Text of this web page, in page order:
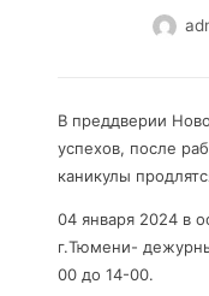
В преддверии
успехов, после
каникулы
04 января 2024 в
г.Тюмени-
00 до 14-00.